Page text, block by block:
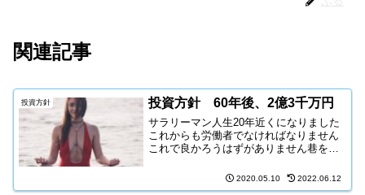
関連記事
投資方針 投資方針 60年後、2億3千万円
サラリーマン人生20年近くになりました
これからも労働者でなければなりません
これで良かろうはずがありません巷を見
らほら会社のしくみに早期リタイアの制
度があった！わたしもうんざりする仕事
2020.05.10 2022.06.12